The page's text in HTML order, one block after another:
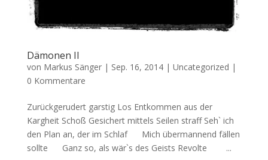
Dämonen II
von Markus Sänger| Sep. 16, 2014| Uncategorized |
0 Kommentare
Zurückgerudert garstig Los Entkommen aus der
Kargheit Schoß Gesichert mittels Seilen straff Seh` ich
den Plan an, der im Schlaf Mich übermannend fällen
sollte Ganz so, als wär`s des Geists Revolte ...